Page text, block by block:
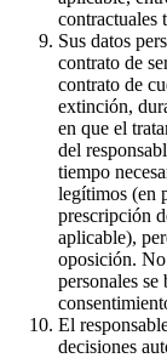
contractuales
Sus datos
contrato de
contrato de
extinción,
en que el
del
tiempo
legítimos (en
prescripción
aplicable),
oposición. No
personales
El
decisiones